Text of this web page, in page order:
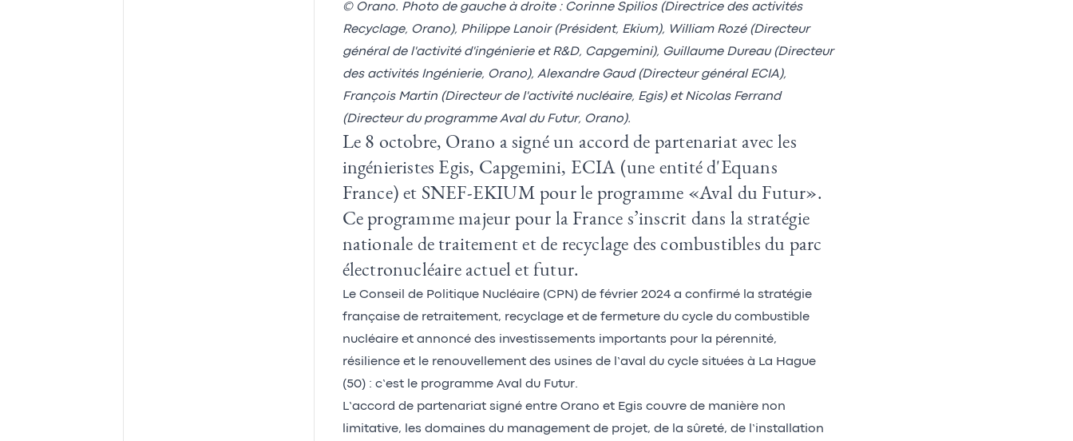
© Orano. Photo de gauche à droite : Corinne Spilios (Directrice des activités
Recyclage, Orano), Philippe Lanoir (Président, Ekium), William Rozé (Directeur
général de l'activité d'ingénierie et R&D, Capgemini), Guillaume Dureau (Directeur
des activités Ingénierie, Orano), Alexandre Gaud (Directeur général ECIA),
François Martin (Directeur de l'activité nucléaire, Egis) et Nicolas Ferrand
(Directeur du programme Aval du Futur, Orano).
Le 8 octobre, Orano a signé un accord de partenariat avec les
ingénieristes Egis, Capgemini, ECIA (une entité d'Equans
France) et SNEF-EKIUM pour le programme «Aval du Futur».
Ce programme majeur pour la France s’inscrit dans la stratégie
nationale de traitement et de recyclage des combustibles du parc
électronucléaire actuel et futur.
Le Conseil de Politique Nucléaire (CPN) de février 2024 a confirmé la stratégie
française de retraitement, recyclage et de fermeture du cycle du combustible
nucléaire et annoncé des investissements importants pour la pérennité,
résilience et le renouvellement des usines de l’aval du cycle situées à La Hague
(50) : c’est le programme Aval du Futur.
L’accord de partenariat signé entre Orano et Egis couvre de manière non
limitative, les domaines du management de projet, de la sûreté, de l’installation